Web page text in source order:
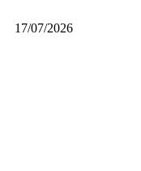
17/07/2026